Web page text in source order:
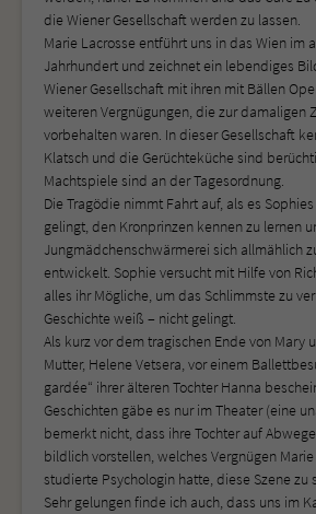
die Wiener Gesellschaft werden zu lassen.
Marie Lacrosse entführt uns in das Wien im
Jahrhundert und zeichnet ein lebendiges
Wiener Gesellschaft mit ihren mit Bällen
weiteren Vergnügungen, die zur damaligen
vorbehalten waren. In dieser Gesellschaft
Klatsch und die Gerüchteküche sind
Machtspiele sind an der Tagesordnung.
Die Tragödie nimmt Fahrt auf, als es
gelingt, den Kronprinzen kennen zu lernen
Jungmädchenschwärmerei sich allmählich
entwickelt. Sophie versucht mit Hilfe von
alles ihr Mögliche, um das Schlimmste zu
Geschichte weiß – nicht gelingt.
Als kurz vor dem tragischen Ende von Mary
Mutter, Helene Vetsera, vor einem
gardée“ ihrer älteren Tochter Hanna
Geschichten gäbe es nur im Theater (eine
bemerkt nicht, dass ihre Tochter auf
bildlich vorstellen, welches Vergnügen
studierte Psychologin hatte, diese Szene zu
Sehr gelungen finde ich auch, dass uns im